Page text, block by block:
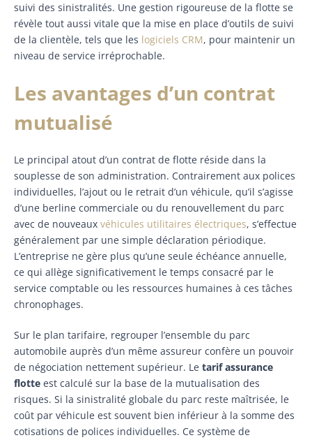
suivi des sinistralités. Une gestion rigoureuse de la flotte se
révèle tout aussi vitale que la mise en place d’outils de suivi
de la clientèle, tels que les logiciels CRM, pour maintenir un
niveau de service irréprochable.
Les avantages d’un contrat
mutualisé
Le principal atout d’un contrat de flotte réside dans la
souplesse de son administration. Contrairement aux polices
individuelles, l’ajout ou le retrait d’un véhicule, qu’il s’agisse
d’une berline commerciale ou du renouvellement du parc
avec de nouveaux véhicules utilitaires électriques, s’effectue
généralement par une simple déclaration périodique.
L’entreprise ne gère plus qu’une seule échéance annuelle,
ce qui allège significativement le temps consacré par le
service comptable ou les ressources humaines à ces tâches
chronophages.
Sur le plan tarifaire, regrouper l’ensemble du parc
automobile auprès d’un même assureur confère un pouvoir
de négociation nettement supérieur. Le tarif assurance
flotte est calculé sur la base de la mutualisation des
risques. Si la sinistralité globale du parc reste maîtrisée, le
coût par véhicule est souvent bien inférieur à la somme des
cotisations de polices individuelles. Ce système de